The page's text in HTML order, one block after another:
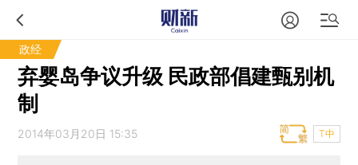
政经
弃婴岛争议升级 民政部倡建甄别机
制
2014年03月20日 15:35 T中